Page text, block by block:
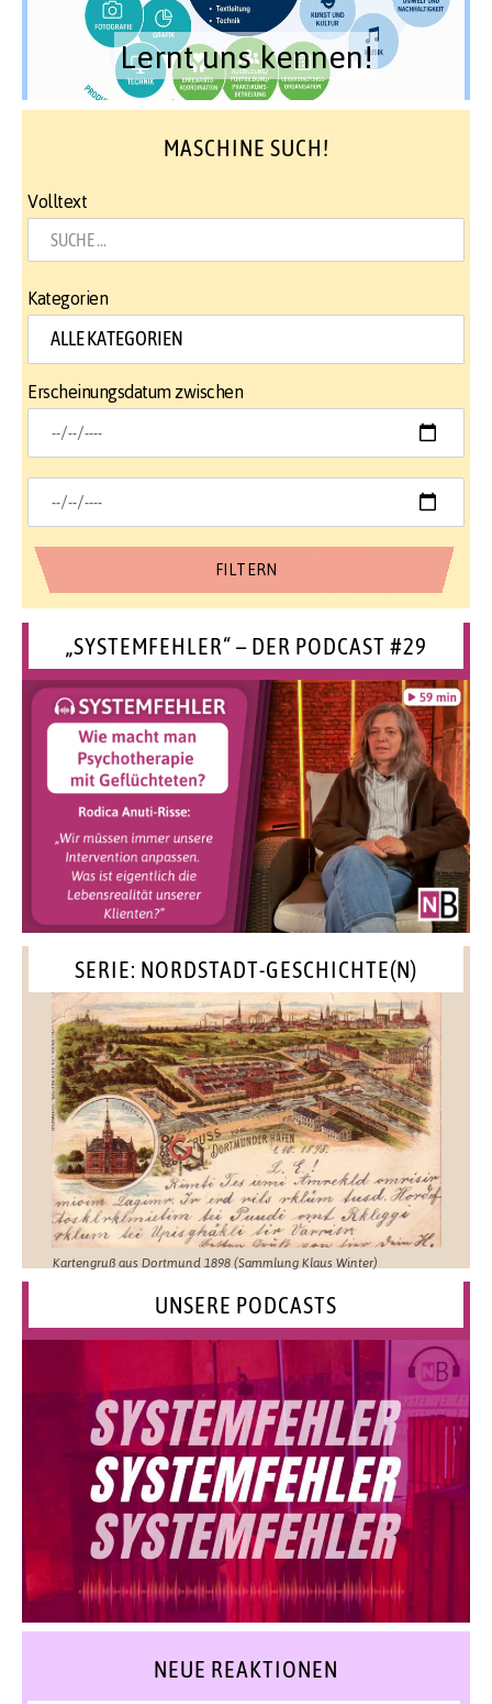
Lernt uns kennen!
MASCHINE SUCH!
Volltext
Kategorien
Erscheinungsdatum zwischen
„SYSTEMFEHLER“ – DER PODCAST #29
SERIE: NORDSTADT-GESCHICHTE(N)
Kartengruß aus Dortmund 1898 (Sammlung Klaus Winter)
UNSERE PODCASTS
NEUE REAKTIONEN